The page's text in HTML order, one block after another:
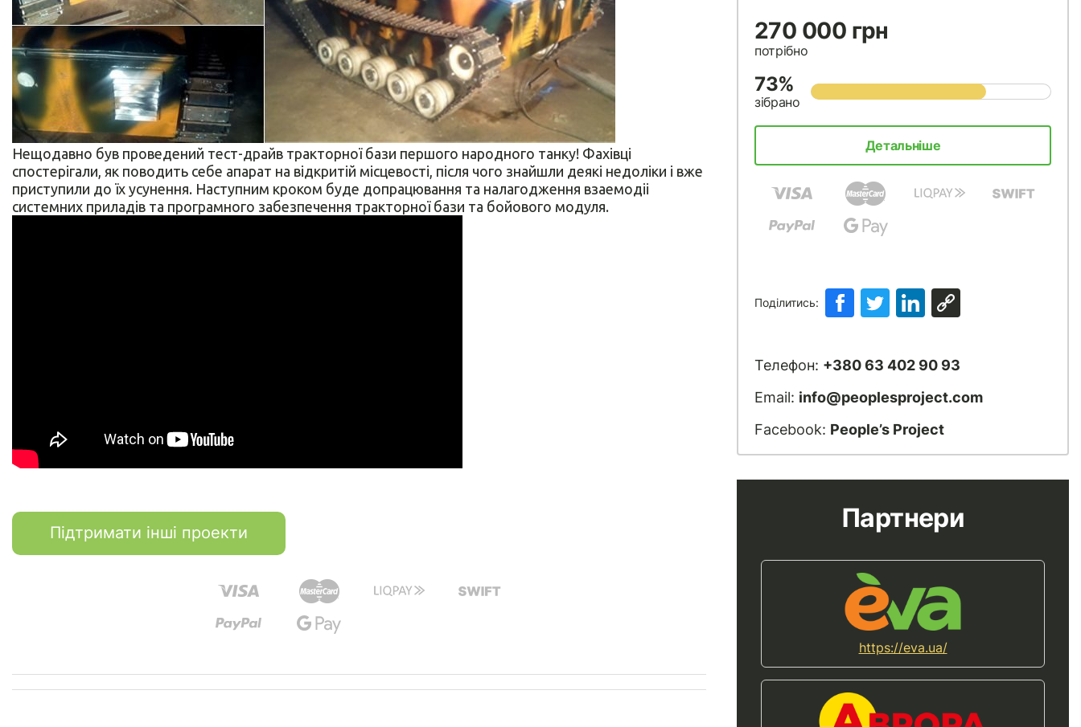
Нещодавно був проведений тест-драйв тракторної бази першого народного танку! Фахівці
спостерігали, як поводить себе апарат на відкритій місцевості, після чого знайшли деякі недоліки і вже
приступили до їх усунення. Наступним кроком буде допрацювання та налагодження взаемодіі
системних приладів та програмного забезпечення тракторної бази та бойового модуля.
Підтримати інші проекти
270 000 грн
потрібно
73%
зібрано
Детальніше
Поділитись:
Телефон: +380 63 402 90 93
Email: info@peoplesproject.com
Facebook: People’s Project
Партнери
https://eva.ua/